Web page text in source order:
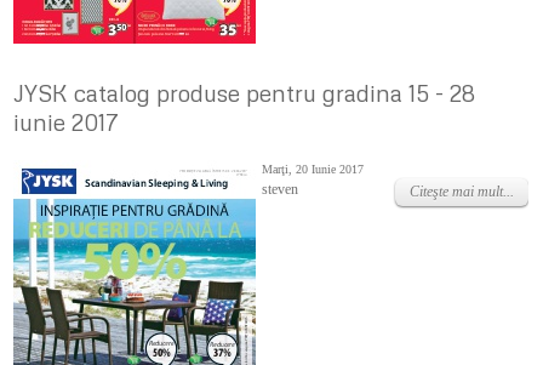
JYSK catalog produse pentru gradina 15 - 28
iunie 2017
Marţi, 20 Iunie 2017
steven Citeşte mai mult...